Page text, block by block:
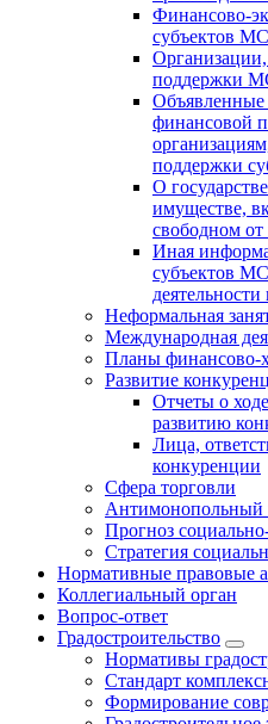
Финансово-
субъектов
поддержки
Объявленные
финансовой
поддержки
О
имуществе,
свободном от
Иная
субъектов
Неформальная
Международная
Планы финансово-
Развитие
Отчеты о
развитию
Лица,
конкуренции
Сфера торговли
Антимонопольный
Прогноз
Стратегия
Нормативные правовые
Коллегиальный орган
Вопрос-ответ
Градостроительство
Нормативы
Стандарт
Формирование